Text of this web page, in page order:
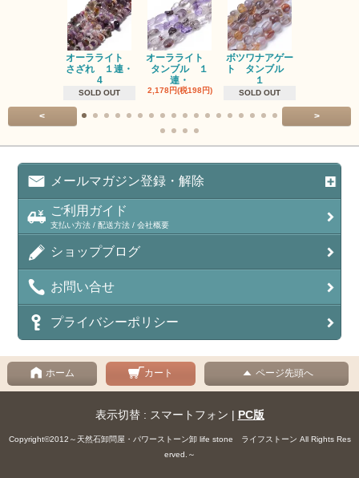
オーラライト
さざれ １連・
4
SOLD OUT
オーラライト
タンブル １
連・
2,178円(税198円)
ボツワナアゲー
ト タンブル
１
SOLD OUT
< >
メールマガジン登録・解除
ご利用ガイド
支払い方法 / 配送方法 / 会社概要
ショップブログ
お問い合せ
プライバシーポリシー
ホーム カート ページ先頭へ
表示切替 : スマートフォン | PC版
Copyright©2012～天然石卸問屋・パワーストーン卸 life stone ライフストーン All Rights Res
erved.～